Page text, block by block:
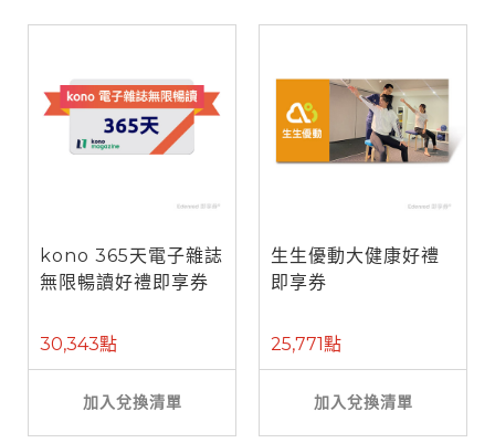
kono 365天電子雜誌
無限暢讀好禮即享券
30,343點
加入兌換清單
生生優動大健康好禮
即享券
25,771點
加入兌換清單